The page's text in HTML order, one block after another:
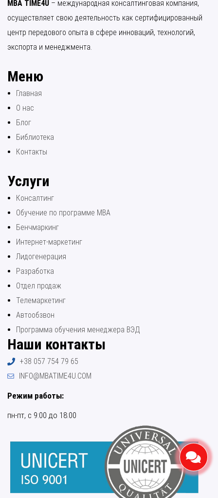
MBA TIME4U – международная консалтинговая компания,
осуществляет свою деятельность как сертифицированный
центр передового опыта в сфере инноваций, технологий,
экспорта и менеджмента.
Меню
Главная
О нас
Блог
Библиотека
Контакты
Услуги
Консалтинг
Обучение по программе МВА
Бенчмаркинг
Интернет-маркетинг
Лидогенерация
Разработка
Отдел продаж
Телемаркетинг
Автообзвон
Программа обучения менеджера ВЭД
Наши контакты
+38 057 754 79 65
INFO@MBATIME4U.COM
Режим работы:
пн-пт, с 9:00 до 18:00